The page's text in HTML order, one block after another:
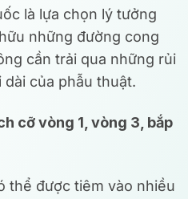
là lựa chọn lý tưởng
những đường cong
cần trải qua những rủi
của phẫu thuật.
cỡ vòng 1, vòng 3, bắp
thể được tiêm vào nhiều